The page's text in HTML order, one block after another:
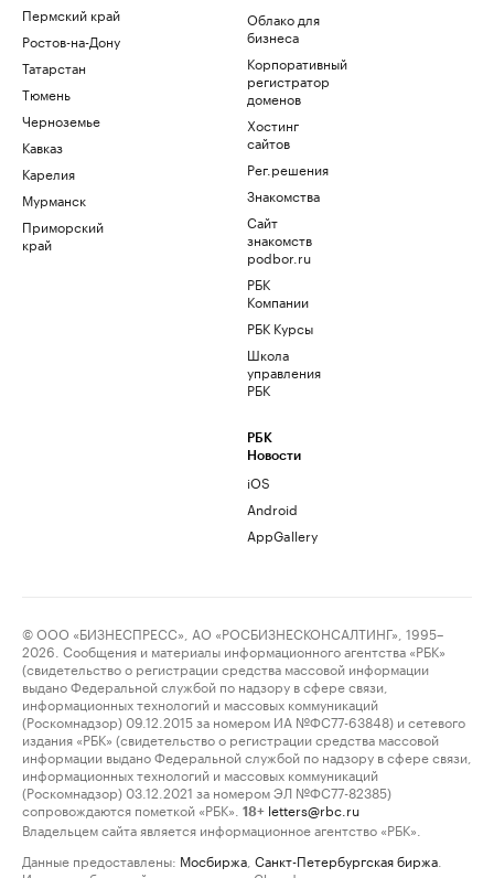
Пермский край
Ростов-на-Дону
Татарстан
Тюмень
Черноземье
Кавказ
Карелия
Мурманск
Приморский
край
Облако для
бизнеса
Корпоративный
регистратор
доменов
Хостинг
сайтов
Рег.решения
Знакомства
Сайт
знакомств
podbor.ru
РБК
Компании
РБК Курсы
Школа
управления
РБК
РБК
Новости
iOS
Android
AppGallery
© ООО «БИЗНЕСПРЕСС», АО «РОСБИЗНЕСКОНСАЛТИНГ», 1995–
2026. Сообщения и материалы информационного агентства «РБК»
(свидетельство о регистрации средства массовой информации
выдано Федеральной службой по надзору в сфере связи,
информационных технологий и массовых коммуникаций
(Роскомнадзор) 09.12.2015 за номером ИА №ФС77-63848) и сетевого
издания «РБК» (свидетельство о регистрации средства массовой
информации выдано Федеральной службой по надзору в сфере связи,
информационных технологий и массовых коммуникаций
(Роскомнадзор) 03.12.2021 за номером ЭЛ №ФС77-82385)
сопровождаются пометкой «РБК».
18+ letters@rbc.ru
Владельцем сайта является информационное агентство «РБК».
Данные предоставлены: Мосбиржа Санкт-Петербургская биржа